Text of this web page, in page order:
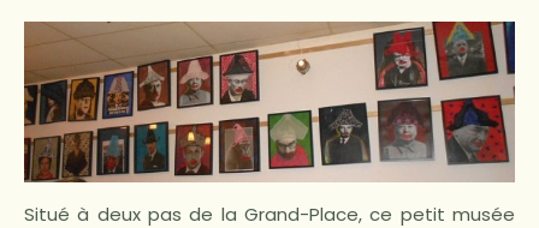
Situé à deux pas de la Grand-Place, ce petit musée